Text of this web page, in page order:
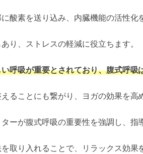
酸素を送り込み、内臓機能の活性化
り、ストレスの軽減に役立ちます。
呼吸が重要とされており、腹式呼吸
ることにも繋がり、ヨガの効果を高
ーが腹式呼吸の重要性を強調し、指
取り入れることで、リラックス効果